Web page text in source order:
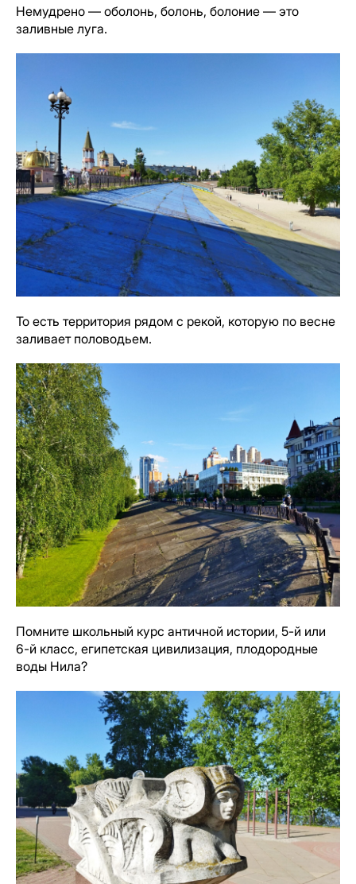
Немудрено — оболонь, болонь, болоние — это
заливные луга.
То есть территория рядом с рекой, которую по весне
заливает половодьем.
Помните школьный курс античной истории, 5-й или
6-й класс, египетская цивилизация, плодородные
воды Нила?